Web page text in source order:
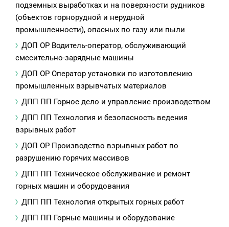
подземных выработках и на поверхности рудников
(объектов горнорудной и нерудной
промышленности), опасных по газу или пыли
ДОП ОР Водитель-оператор, обслуживающий
смесительно-зарядные машины
ДОП ОР Оператор установки по изготовлению
промышленных взрывчатых материалов
ДПП ПП Горное дело и управление производством
ДПП ПП Технология и безопасность ведения
взрывных работ
ДОП ОР Производство взрывных работ по
разрушению горячих массивов
ДПП ПП Техническое обслуживание и ремонт
горных машин и оборудования
ДПП ПП Технология открытых горных работ
ДПП ПП Горные машины и оборудование